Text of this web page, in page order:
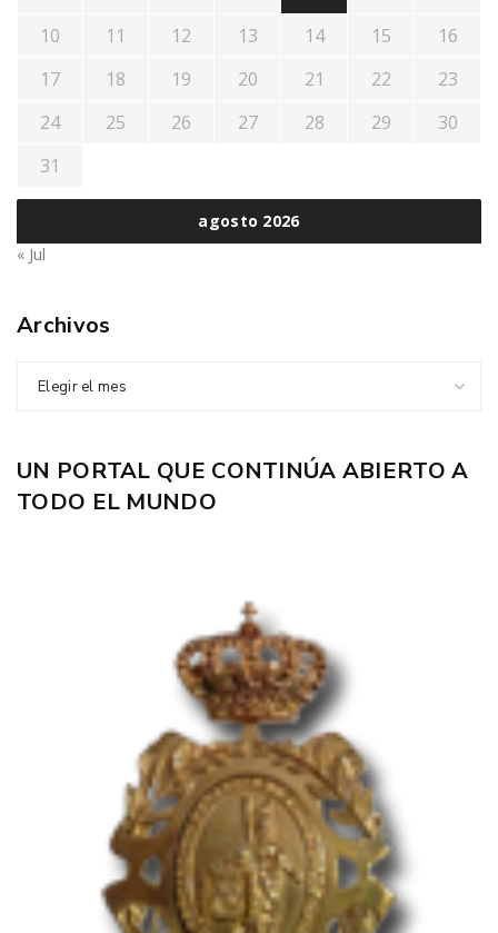
agosto 2026
10
11 12 13 14 15
16
17
18 19 20 21 22
23
24
25 26 27 28 29
30
31
« Jul
Archivos
Elegir el mes
UN PORTAL QUE CONTINÚA ABIERTO A
TODO EL MUNDO